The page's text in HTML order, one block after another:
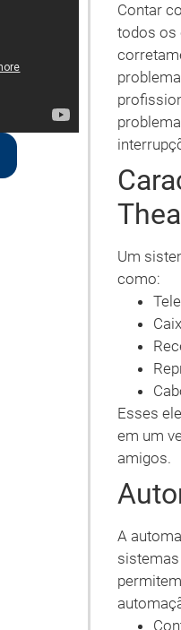
Contar
todos os
Um
como:
Esses
em um
amigos.
A